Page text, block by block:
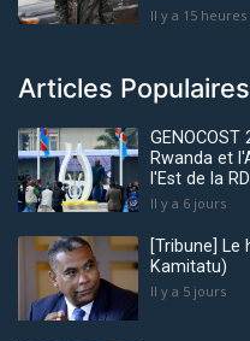
Il y a 15 heures
Articles Populaires
Rwanda et
l'Est de la
Il y a 6 jours
[Tribune] Le
Kamitatu)
Il y a 5 jours